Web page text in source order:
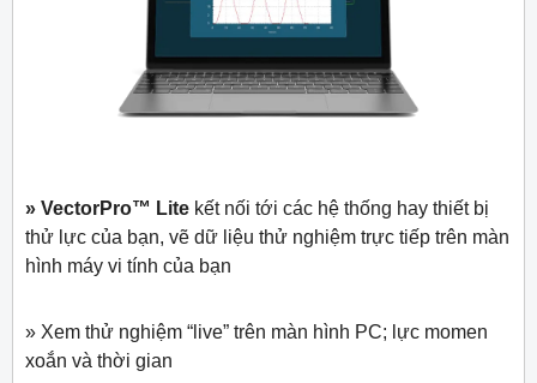
» VectorPro™ Lite kết nối tới các hệ thống hay thiết bị
thử lực của bạn, vẽ dữ liệu thử nghiệm trực tiếp trên màn
hình máy vi tính của bạn
» Xem thử nghiệm “live” trên màn hình PC; lực momen
xoắn và thời gian